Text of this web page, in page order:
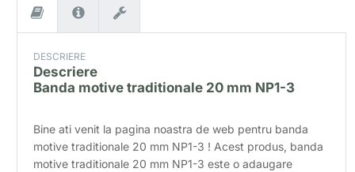
DESCRIERE
Descriere
Banda motive traditionale 20 mm NP1-3
Bine ati venit la pagina noastra de web pentru banda
motive traditionale 20 mm NP1-3 ! Acest produs, banda
motive traditionale 20 mm NP1-3 este o adaugare